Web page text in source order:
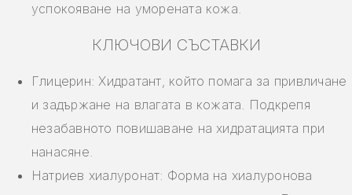
успокояване на уморената кожа.
КЛЮЧОВИ СЪСТАВКИ
Глицерин: Хидратант, който помага за привличане
и задържане на влагата в кожата. Подкрепя
незабавното повишаване на хидратацията при
нанасяне.
Натриев хиалуронат: Форма на хиалуронова